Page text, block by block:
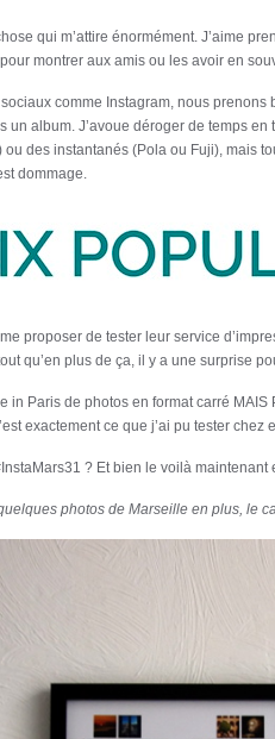
qui m’attire énormément. J’aime
montrer aux amis ou les avoir en
comme Instagram, nous
un album. J’avoue déroger de temps
des instantanés (Pola ou Fuji), mais
dommage.
proposer de tester leur service
qu’en plus de ça, il y a une surprise
in Paris de photos en format carré
exactement ce que j’ai pu tester chez
? Et bien le voilà maintenant
photos de Marseille en plus, le